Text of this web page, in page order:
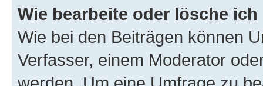
Wie bearbeite oder lösche
Wie bei den Beiträgen können
Verfasser, einem Moderator